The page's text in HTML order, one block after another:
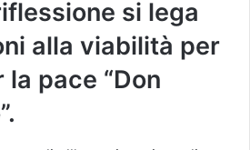
si lega
alla viabilità per
la pace “Don